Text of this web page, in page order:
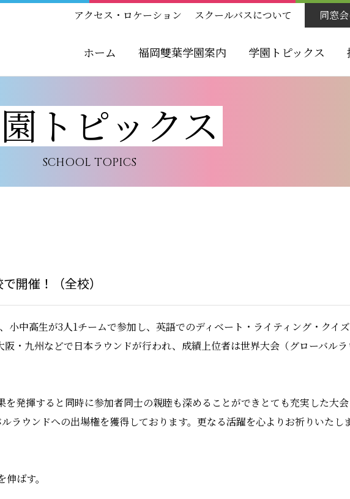
アクセス・ロケーション スクールバスについて 同窓
ホーム 福岡雙葉学園案内 学園トピックス
トピックス
SCHOOL TOPICS
開催！（全校）
中高生が3人1チームで参加し、英語でのディベート・ライティング・クイ
・九州などで日本ラウンドが行われ、成績上位者は世界大会（グローバル
発揮すると同時に参加者同士の親睦も深めることができとても充実した大
ウンドへの出場権を獲得しております。更なる活躍を心よりお祈りいたしま
ばす。